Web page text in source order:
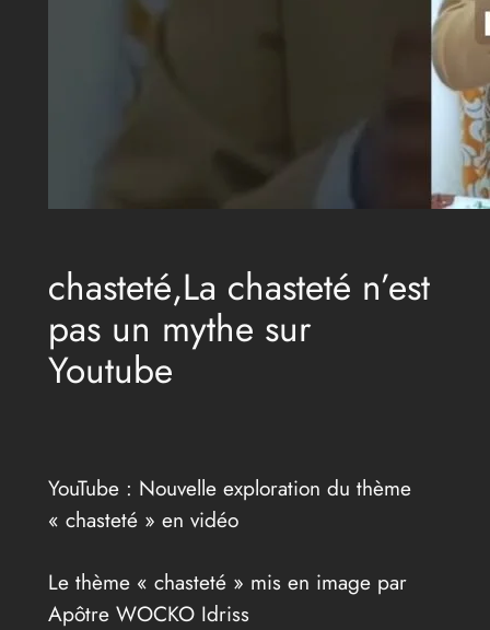
chasteté,La chasteté n’est
pas un mythe sur
Youtube
YouTube : Nouvelle exploration du thème
« chasteté » en vidéo
Le thème « chasteté » mis en image par
Apôtre WOCKO Idriss